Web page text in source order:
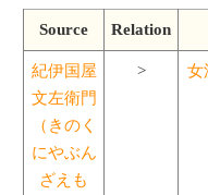
Source Relation
紀伊国屋
文左衛門
（きのく
にやぶん
ざえも
>
女